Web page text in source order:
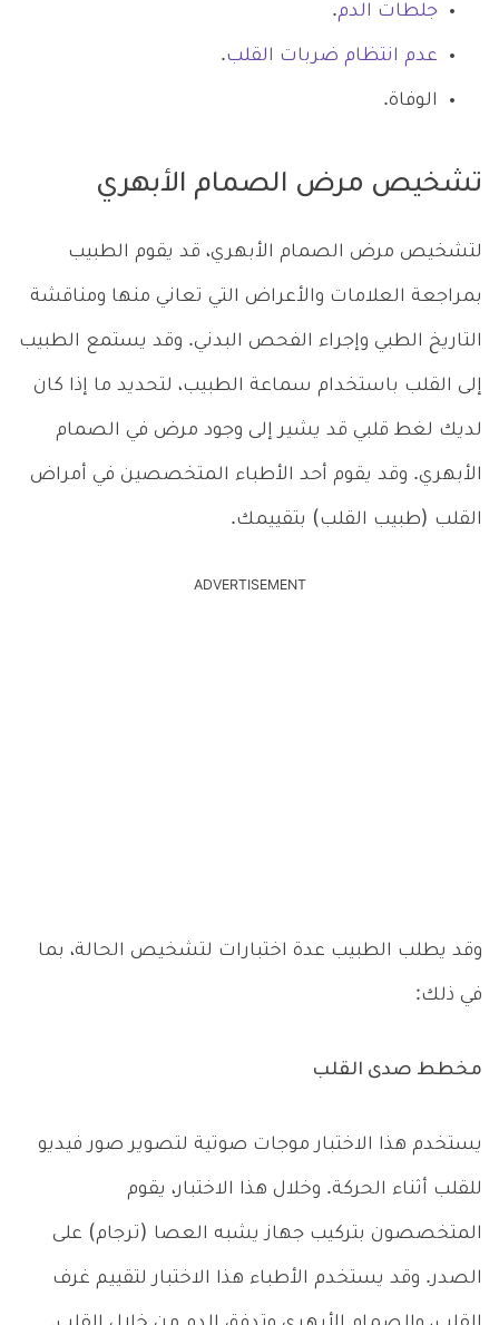
جلطات الدم.
عدم انتظام ضربات القلب.
الوفاة.
تشخيص مرض الصمام الأبهري
لتشخيص مرض الصمام الأبهري، قد يقوم الطبيب
بمراجعة العلامات والأعراض التي تعاني منها ومناقشة
التاريخ الطبي وإجراء الفحص البدني. وقد يستمع الطبيب
إلى القلب باستخدام سماعة الطبيب، لتحديد ما إذا كان
لديك لغط قلبي قد يشير إلى وجود مرض في الصمام
الأبهري. وقد يقوم أحد الأطباء المتخصصين في أمراض
القلب (طبيب القلب) بتقييمك.
ADVERTISEMENT
وقد يطلب الطبيب عدة اختبارات لتشخيص الحالة، بما
في ذلك:
مخطط صدى القلب
يستخدم هذا الاختبار موجات صوتية لتصوير صور فيديو
للقلب أثناء الحركة. وخلال هذا الاختبار، يقوم
المتخصصون بتركيب جهاز يشبه العصا (ترجام) على
الصدر. وقد يستخدم الأطباء هذا الاختبار لتقييم غرف